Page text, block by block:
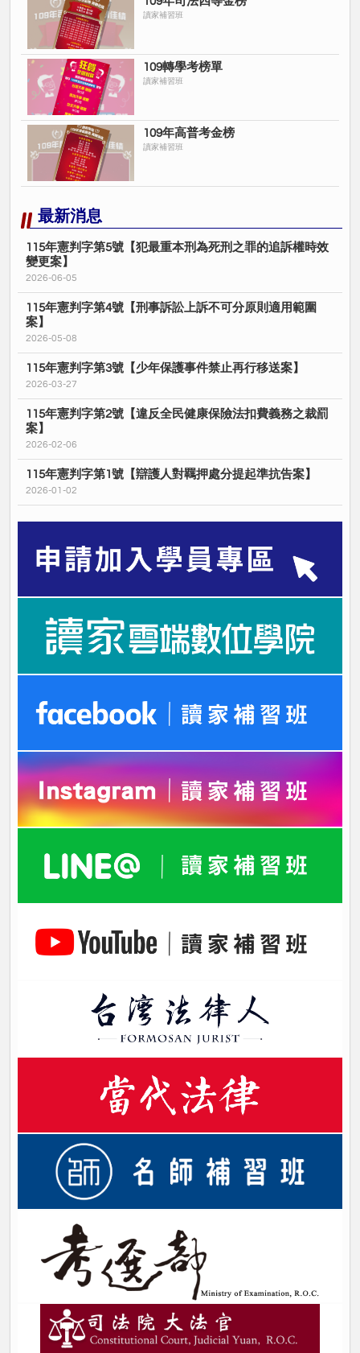
讀家補習班
109轉學考榜單
讀家補習班
109年高普考金榜
讀家補習班
最新消息
115年憲判字第5號【犯最重本刑為死刑之罪的追訴權時效
變更案】
2026-06-05
115年憲判字第4號【刑事訴訟上訴不可分原則適用範圍
案】
2026-05-08
115年憲判字第3號【少年保護事件禁止再行移送案】
2026-03-27
115年憲判字第2號【違反全民健康保險法扣費義務之裁罰
案】
2026-02-06
115年憲判字第1號【辯護人對羈押處分提起準抗告案】
2026-01-02